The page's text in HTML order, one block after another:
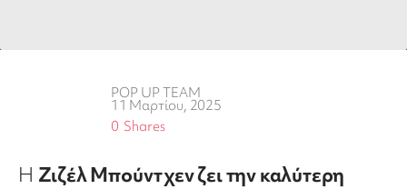
POP UP TEAM
11 Μαρτίου, 2025
Shares
0
Η Ζιζέλ Μπούντχεν ζει την καλύτερη